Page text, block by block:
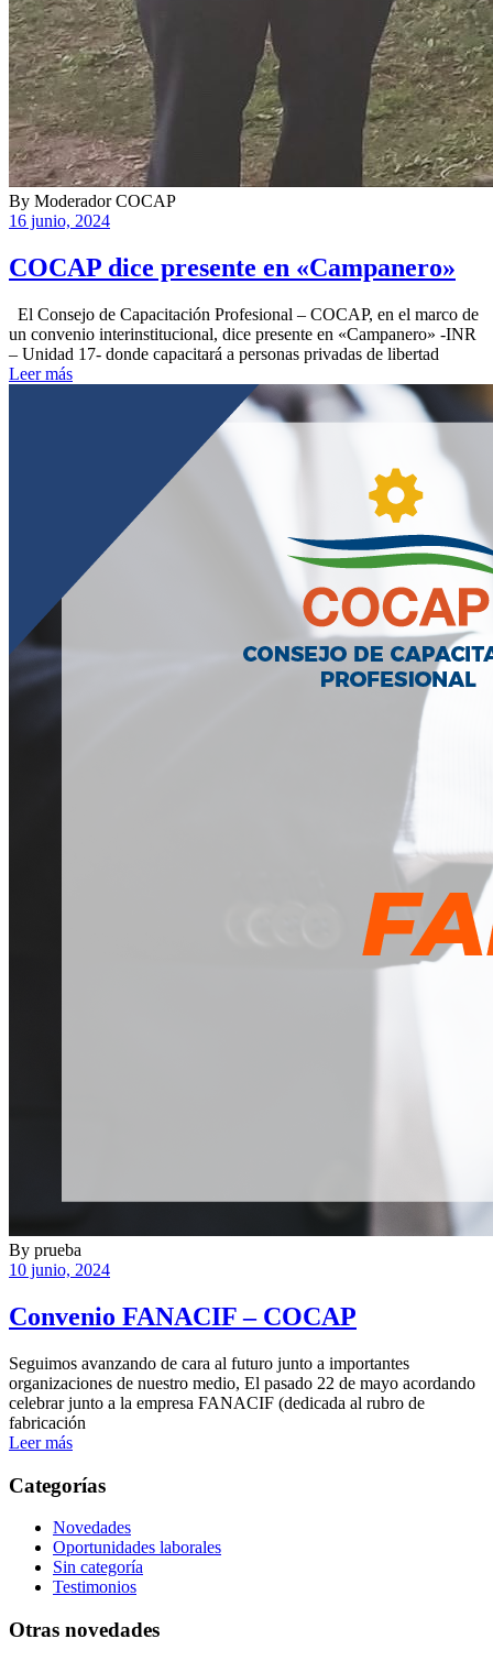
By Moderador COCAP
16 junio, 2024
COCAP dice presente en «Campanero»
El Consejo de Capacitación Profesional – COCAP, en el marco de
un convenio interinstitucional, dice presente en «Campanero» -INR
– Unidad 17- donde capacitará a personas privadas de libertad
Leer más
By prueba
10 junio, 2024
Convenio FANACIF – COCAP
Seguimos avanzando de cara al futuro junto a importantes
organizaciones de nuestro medio, El pasado 22 de mayo acordando
celebrar junto a la empresa FANACIF (dedicada al rubro de
fabricación
Leer más
Categorías
Novedades
Oportunidades laborales
Sin categoría
Testimonios
Otras novedades